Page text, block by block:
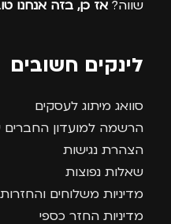
שווה? אז כן, בזה אנחנו
לינקים חשובים
סוואג מיתוג לעסקים
הרשמה למועדון החברים
הצהרת נגישות
שאלות נפוצות
מדיניות משלוחים והחזרות
מדיניות החזר כספי